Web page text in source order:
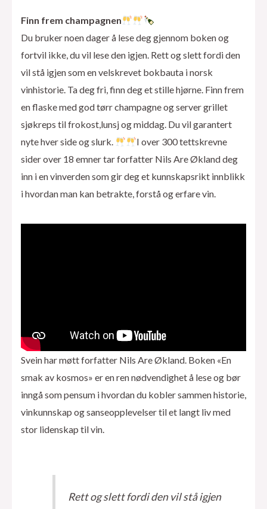
Finn frem champagnen
Du bruker noen dager å lese deg gjennom boken og
fortvil ikke, du vil lese den igjen. Rett og slett fordi den
vil stå igjen som en velskrevet bokbauta i norsk
vinhistorie. Ta deg fri, finn deg et stille hjørne. Finn frem
en flaske med god tørr champagne og server grillet
sjøkreps til frokost,lunsj og middag. Du vil garantert
nyte hver side og slurk.
I over 300 tettskrevne
sider over 18 emner tar forfatter Nils Are Økland deg
inn i en vinverden som gir deg et kunnskapsrikt innblikk
i hvordan man kan betrakte, forstå og erfare vin.
Svein har møtt forfatter Nils Are Økland. Boken «En
smak av kosmos» er en ren nødvendighet å lese og bør
inngå som pensum i hvordan du kobler sammen historie,
vinkunnskap og sanseopplevelser til et langt liv med
stor lidenskap til vin.
Rett og slett fordi den vil stå igjen